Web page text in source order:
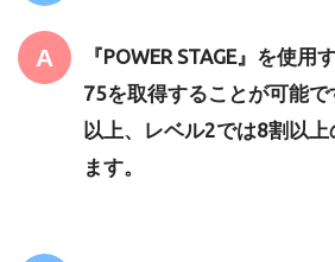
『POWER STAGE』を使
75を取得することが可能
以上、レベル2では8割以
ます。